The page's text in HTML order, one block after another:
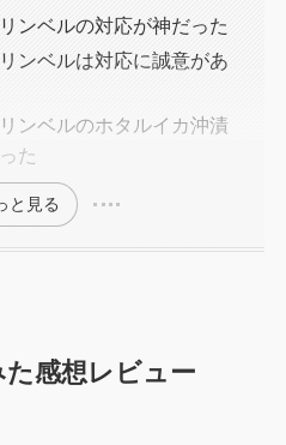
ンベルの対応が神だった
ンベルは対応に誠意があ
ンベルのホタルイカ沖漬
た
と見る
感想レビュー